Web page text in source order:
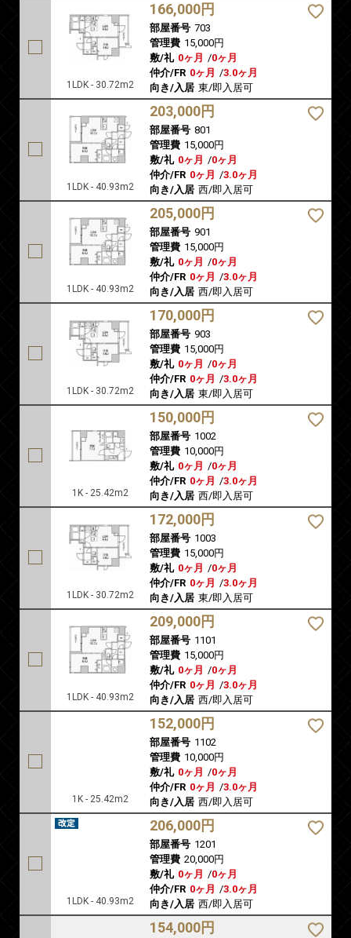
1LDK - 30.72m2
166,000円
部屋番号 703
管理費 15,000円
敷/礼 0ヶ月 /0ヶ月
仲介/FR 0ヶ月 /3.0ヶ月
向き/入居 東/即入居可
1LDK - 40.93m2
203,000円
部屋番号 801
管理費 15,000円
敷/礼 0ヶ月 /0ヶ月
仲介/FR 0ヶ月 /3.0ヶ月
向き/入居 西/即入居可
1LDK - 40.93m2
205,000円
部屋番号 901
管理費 15,000円
敷/礼 0ヶ月 /0ヶ月
仲介/FR 0ヶ月 /3.0ヶ月
向き/入居 西/即入居可
1LDK - 30.72m2
170,000円
部屋番号 903
管理費 15,000円
敷/礼 0ヶ月 /0ヶ月
仲介/FR 0ヶ月 /3.0ヶ月
向き/入居 東/即入居可
1K - 25.42m2
150,000円
部屋番号 1002
管理費 10,000円
敷/礼 0ヶ月 /0ヶ月
仲介/FR 0ヶ月 /3.0ヶ月
向き/入居 西/即入居可
1LDK - 30.72m2
172,000円
部屋番号 1003
管理費 15,000円
敷/礼 0ヶ月 /0ヶ月
仲介/FR 0ヶ月 /3.0ヶ月
向き/入居 東/即入居可
1LDK - 40.93m2
209,000円
部屋番号 1101
管理費 15,000円
敷/礼 0ヶ月 /0ヶ月
仲介/FR 0ヶ月 /3.0ヶ月
向き/入居 西/即入居可
1K - 25.42m2
152,000円
部屋番号 1102
管理費 10,000円
敷/礼 0ヶ月 /0ヶ月
仲介/FR 0ヶ月 /3.0ヶ月
向き/入居 西/即入居可
1LDK - 40.93m2
206,000円
部屋番号 1201
管理費 20,000円
敷/礼 0ヶ月 /0ヶ月
仲介/FR 0ヶ月 /3.0ヶ月
向き/入居 西/即入居可
154,000円